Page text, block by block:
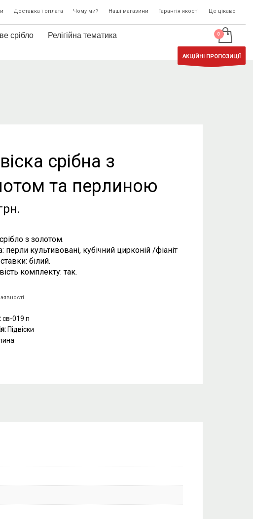
Доставка і оплата Чому ми? Наші магазини Гарантія якості Це цікаво
срібло Релігійна тематика
АКЦІЙНІ ПРОПОЗИЦІЇ
срібна з
та перлиною
з золотом.
перли культивовані, кубічний цирконій /фіаніт
білий.
комплекту: так.
св-019 п
Підвіски